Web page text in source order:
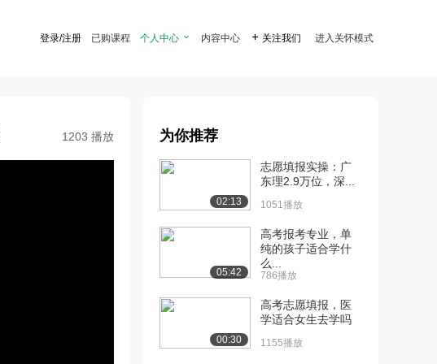
登录/注册 已购课程 个人中心  内容中心  关注我们 进入关怀模式
1203 播放 为你推荐
02:13
志愿填报实操：广
东理2.9万位，深...
1051播放
05:42
高考报考专业，单
纯的孩子适合学什
么...
786播放
00:30
高考志愿填报，医
学适合女生去学吗
1155播放